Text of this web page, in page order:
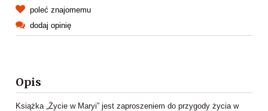
poleć znajomemu
dodaj opinię
Opis
Książka „Życie w Maryi” jest zaproszeniem do przygody życia w